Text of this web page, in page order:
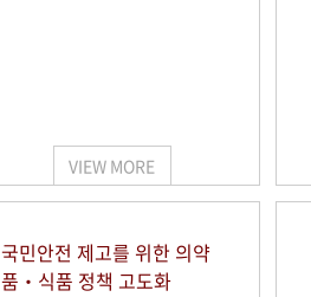
VIEW MORE
국민안전 제고를 위한 의약
품‧식품 정책 고도화